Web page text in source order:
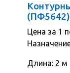
Цена за 1
Длина: 2 м